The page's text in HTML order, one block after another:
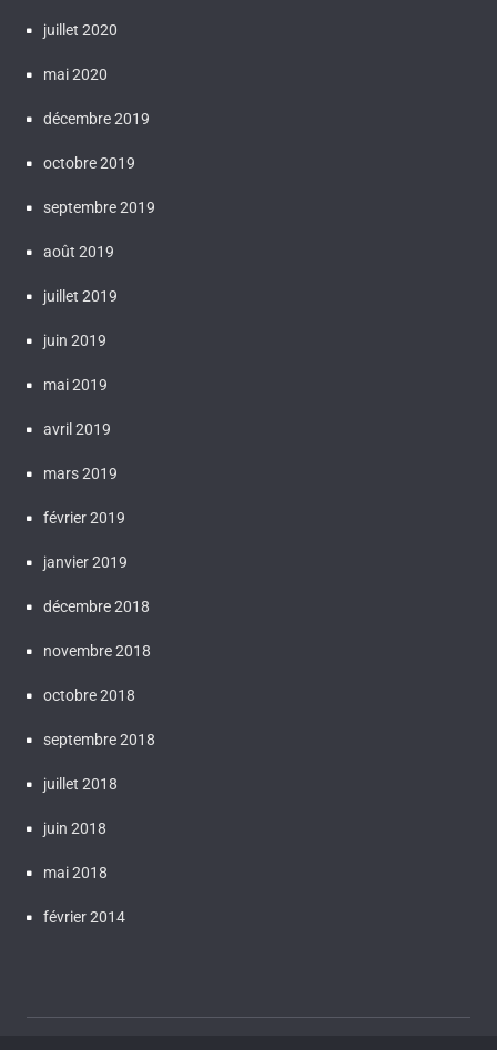
juillet 2020
mai 2020
décembre 2019
octobre 2019
septembre 2019
août 2019
juillet 2019
juin 2019
mai 2019
avril 2019
mars 2019
février 2019
janvier 2019
décembre 2018
novembre 2018
octobre 2018
septembre 2018
juillet 2018
juin 2018
mai 2018
février 2014